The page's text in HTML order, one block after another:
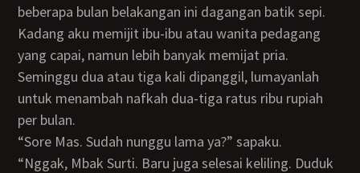
beberapa bulan belakangan ini dagangan batik sepi.
Kadang aku memijit ibu-ibu atau wanita pedagang
yang capai, namun lebih banyak memijat pria.
Seminggu dua atau tiga kali dipanggil, lumayanlah
untuk menambah nafkah dua-tiga ratus ribu rupiah
per bulan.
“Sore Mas. Sudah nunggu lama ya?” sapaku.
“Nggak, Mbak Surti. Baru juga selesai keliling. Duduk